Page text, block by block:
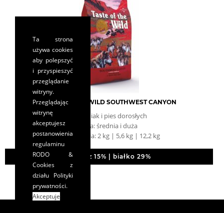
TASTE OF THE WILD SOUTHWEST CANYON
szczeniak i pies dorosłych
rasa: średnia i duża
opakowania: 2 kg | 5,6 kg | 12,2 kg
tłuszcz 15% | białko 29%
Ta strona
używa cookies
aby polepszyć
i przyspieszyć
przeglądanie
witryny.
Przeglądając
witrynę
akceptujesz
postanowienia
regulaminu
RODO &
Cookies z
działu Polityki
prywatności.
Akceptuje